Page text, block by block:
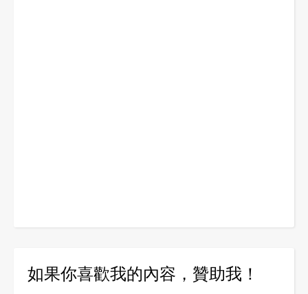
如果你喜歡我的內容，贊助我！